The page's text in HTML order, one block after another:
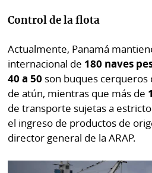
Control de la flota
Actualmente, Panamá
internacional de 180 naves
40 a 50 son buques cerqueros
de atún, mientras que más de
de transporte sujetas a
el ingreso de productos de
director general de la ARAP.